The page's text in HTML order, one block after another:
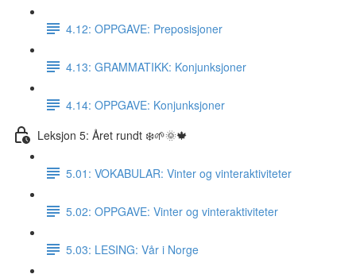
4.12: OPPGAVE: Preposisjoner
4.13: GRAMMATIKK: Konjunksjoner
4.14: OPPGAVE: Konjunksjoner
Leksjon 5: Året rundt ❄️🌱🌞🍁
5.01: VOKABULAR: Vinter og vinteraktiviteter
5.02: OPPGAVE: Vinter og vinteraktiviteter
5.03: LESING: Vår i Norge